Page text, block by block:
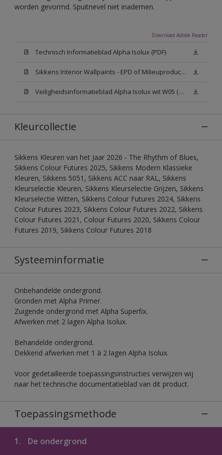
worden gevormd. Spuitnevel niet inademen.
Download Adobe Reader
Technisch Informatieblad Alpha Isolux (PDF)
Sikkens Interior Wallpaints - EPD of Milieuproductverklaring
Veiligheidsinformatieblad Alpha Isolux wit W05 (SDS)
Kleurcollectie
Sikkens Kleuren van het Jaar 2026 - The Rhythm of Blues,
Sikkens Colour Futures 2025, Sikkens Modern Klassieke
Kleuren, Sikkens 5051, Sikkens ACC naar RAL, Sikkens
Kleurselectie Kleuren, Sikkens Kleurselectie Grijzen, Sikkens
Kleurselectie Witten, Sikkens Colour Futures 2024, Sikkens
Colour Futures 2023, Sikkens Colour Futures 2022, Sikkens
Colour Futures 2021, Colour Futures 2020, Sikkens Colour
Futures 2019, Sikkens Colour Futures 2018
Systeeminformatie
Onbehandelde ondergrond.
Gronden met Alpha Primer.
Zuigende ondergrond met Alpha Superfix.
Afwerken met 2 lagen Alpha Isolux.
Behandelde ondergrond.
Dekkend afwerken met 1 à 2 lagen Alpha Isolux.
Voor gedetailleerde toepassingsinstructies verwijzen wij
naar het technische documentatieblad van dit product.
Toepassingsmethode
1. De ondergrond